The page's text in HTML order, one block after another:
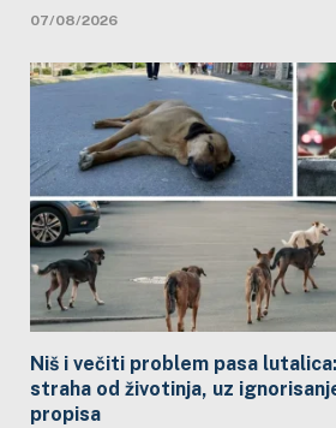
07/08/2026
Niš i večiti problem pasa
straha od životinja, uz
propisa